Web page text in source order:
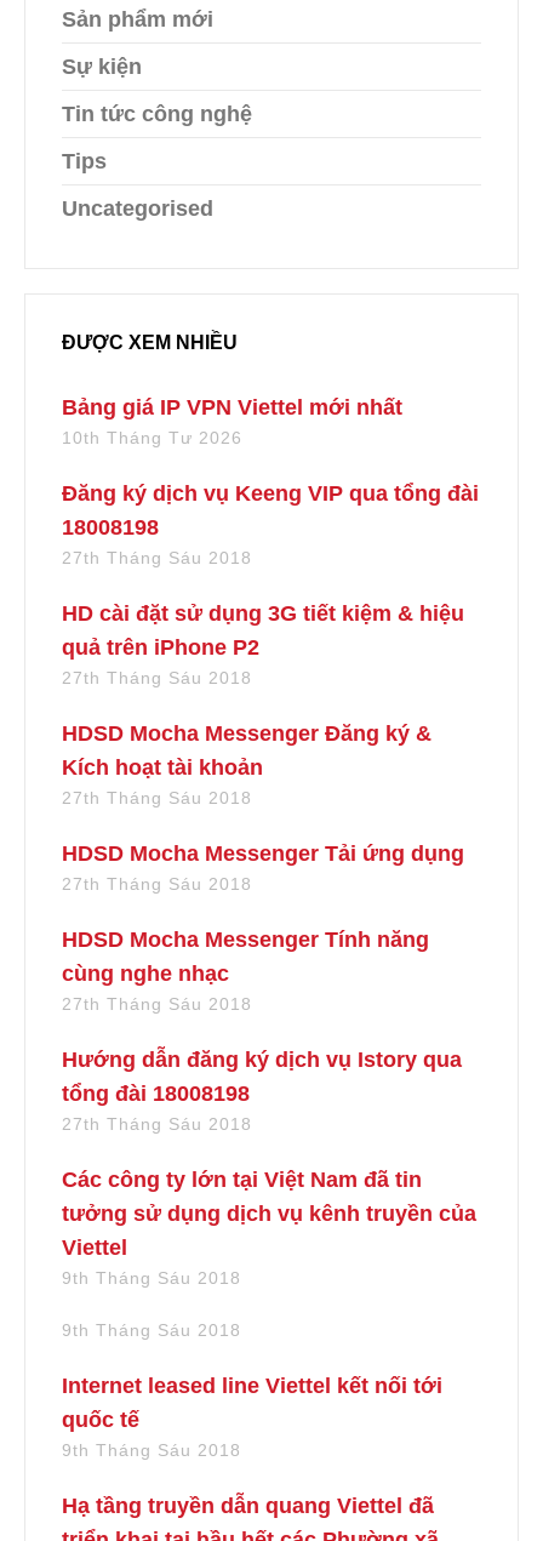
Sản phẩm mới
Sự kiện
Tin tức công nghệ
Tips
Uncategorised
ĐƯỢC XEM NHIỀU
Bảng giá IP VPN Viettel mới nhất
10th Tháng Tư 2026
Đăng ký dịch vụ Keeng VIP qua tổng đài
18008198
27th Tháng Sáu 2018
HD cài đặt sử dụng 3G tiết kiệm & hiệu
quả trên iPhone P2
27th Tháng Sáu 2018
HDSD Mocha Messenger Đăng ký &
Kích hoạt tài khoản
27th Tháng Sáu 2018
HDSD Mocha Messenger Tải ứng dụng
27th Tháng Sáu 2018
HDSD Mocha Messenger Tính năng
cùng nghe nhạc
27th Tháng Sáu 2018
Hướng dẫn đăng ký dịch vụ Istory qua
tổng đài 18008198
27th Tháng Sáu 2018
Các công ty lớn tại Việt Nam đã tin
tưởng sử dụng dịch vụ kênh truyền của
Viettel
9th Tháng Sáu 2018
9th Tháng Sáu 2018
Internet leased line Viettel kết nối tới
quốc tế
9th Tháng Sáu 2018
Hạ tầng truyền dẫn quang Viettel đã